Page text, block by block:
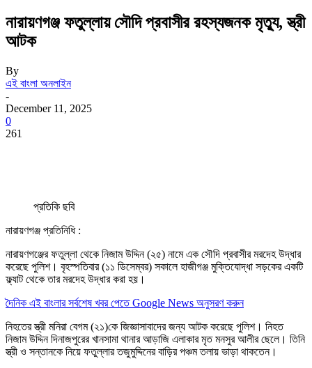
নারায়ণগঞ্জ ফতুল্লায় সৌদি প্রবাসীর রহস্যজনক মৃত্যু, স্ত্রী
আটক
By
এই বাংলা অনলাইন
-
December 11, 2025
0
261
প্রতিকি ছবি
নারায়ণগঞ্জ প্রতিনিধি :
নারায়ণগঞ্জের ফতুল্লা থেকে নিজাম উদ্দিন (২৫) নামে এক সৌদি প্রবাসীর মরদেহ উদ্ধার
করেছে পুলিশ। বৃহস্পতিবার (১১ ডিসেম্বর) সকালে হাজীগঞ্জ মুক্তিযোদ্ধা সড়কের একটি
ফ্ল্যাট থেকে তার মরদেহ উদ্ধার করা হয়।
দৈনিক এই বাংলার সর্বশেষ খবর পেতে Google News অনুসরণ করুন
নিহতের স্ত্রী মনিরা বেগম (২১)কে জিজ্ঞাসাবাদের জন্য আটক করেছে পুলিশ। নিহত
নিজাম উদ্দিন দিনাজপুরের খানসামা থানার আড়াজি এলাকার মৃত মনসুর আলীর ছেলে। তিনি
স্ত্রী ও সন্তানকে নিয়ে ফতুল্লার তজুমুদ্দিনের বাড়ির পঞ্চম তলায় ভাড়া থাকতেন।